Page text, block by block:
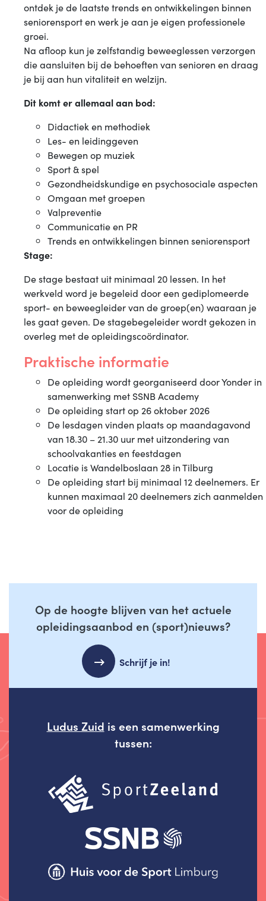
ontdek je de laatste trends en ontwikkelingen binnen
seniorensport en werk je aan je eigen professionele
groei.
Na afloop kun je zelfstandig beweeglessen verzorgen
die aansluiten bij de behoeften van senioren en draag
je bij aan hun vitaliteit en welzijn.
Dit komt er allemaal aan bod:
Didactiek en methodiek
Les- en leidinggeven
Bewegen op muziek
Sport & spel
Gezondheidskundige en psychosociale aspecten
Omgaan met groepen
Valpreventie
Communicatie en PR
Trends en ontwikkelingen binnen seniorensport
Stage:
De stage bestaat uit minimaal 20 lessen. In het
werkveld word je begeleid door een gediplomeerde
sport- en beweegleider van de groep(en) waaraan je
les gaat geven. De stagebegeleider wordt gekozen in
overleg met de opleidingscoördinator.
Praktische informatie
De opleiding wordt georganiseerd door Yonder in
samenwerking met SSNB Academy
De opleiding start op 26 oktober 2026
De lesdagen vinden plaats op maandagavond
van 18.30 – 21.30 uur met uitzondering van
schoolvakanties en feestdagen
Locatie is Wandelboslaan 28 in Tilburg
De opleiding start bij minimaal 12 deelnemers. Er
kunnen maximaal 20 deelnemers zich aanmelden
voor de opleiding
Op de hoogte blijven van het actuele
opleidingsaanbod en (sport)nieuws?
Schrijf je in!
Ludus Zuid is een samenwerking
tussen: